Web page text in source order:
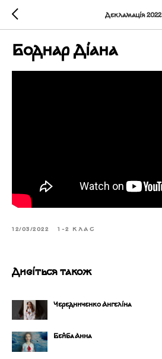
Декламація 2022
Боднар Діана
12/03/2022 1-2 КЛАС
Дивіться також
Чередниченко Ангеліна
Бейба Анна